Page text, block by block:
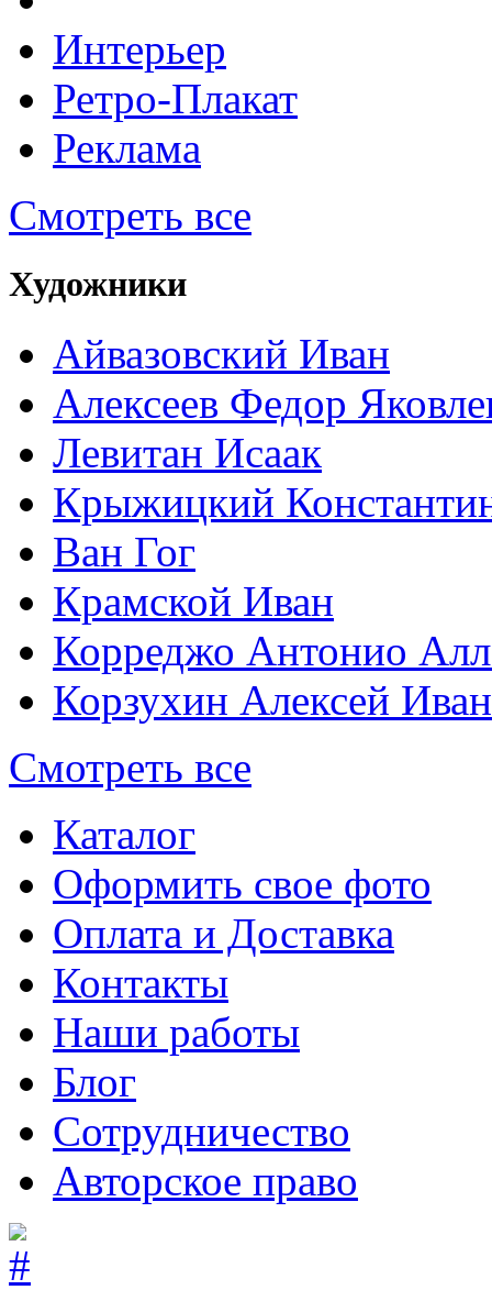
Интерьер
Ретро-Плакат
Реклама
Смотреть все
Художники
Айвазовский Иван
Алексеев Федор
Левитан Исаак
Крыжицкий
Ван Гог
Крамской Иван
Корреджо Антонио
Корзухин Алексей
Смотреть все
Каталог
Оформить свое фото
Оплата и Доставка
Контакты
Наши работы
Блог
Сотрудничество
Авторское право